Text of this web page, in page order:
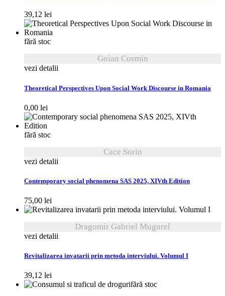
39,12 lei
fără stoc
Goian Cosmin
vezi detalii
Theoretical Perspectives Upon Social Work Discourse in Romania
0,00 lei
fără stoc
Cace Sorin
vezi detalii
Contemporary social phenomena SAS 2025, XIVth Edition
75,00 lei
Dragomir Gabriel Mugurel
vezi detalii
Revitalizarea invatarii prin metoda interviului. Volumul I
39,12 lei
fără stoc